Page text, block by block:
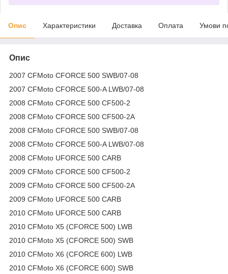
Опис Характеристики Доставка Оплата Умови
Опис
2007 CFMoto CFORCE 500 SWB/07-08
2007 CFMoto CFORCE 500-A LWB/07-08
2008 CFMoto CFORCE 500 CF500-2
2008 CFMoto CFORCE 500 CF500-2A
2008 CFMoto CFORCE 500 SWB/07-08
2008 CFMoto CFORCE 500-A LWB/07-08
2008 CFMoto UFORCE 500 CARB
2009 CFMoto CFORCE 500 CF500-2
2009 CFMoto CFORCE 500 CF500-2A
2009 CFMoto UFORCE 500 CARB
2010 CFMoto UFORCE 500 CARB
2010 CFMoto X5 (CFORCE 500) LWB
2010 CFMoto X5 (CFORCE 500) SWB
2010 CFMoto X6 (CFORCE 600) LWB
2010 CFMoto X6 (CFORCE 600) SWB